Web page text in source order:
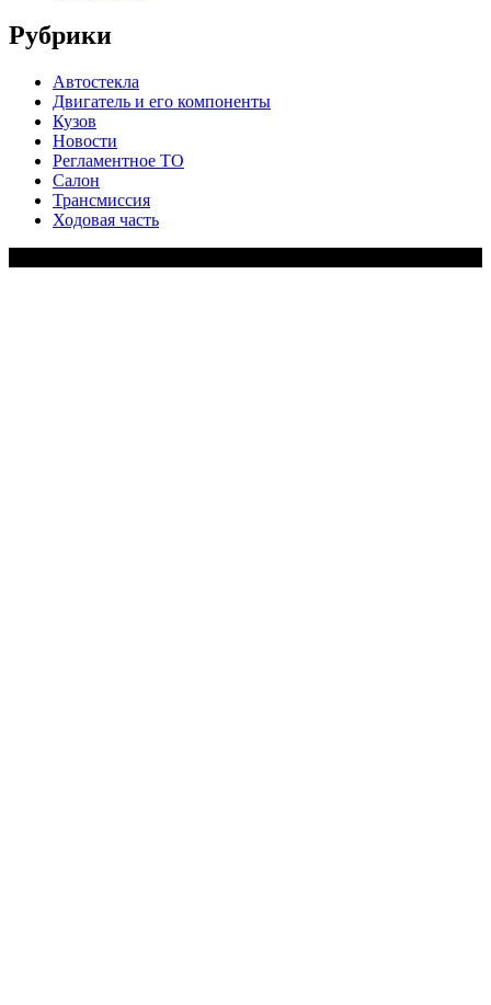
Рубрики
Автостекла
Двигатель и его компоненты
Кузов
Новости
Регламентное ТО
Салон
Трансмиссия
Ходовая часть